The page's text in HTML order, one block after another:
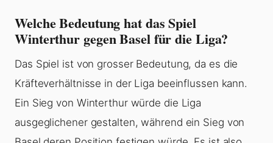
Welche Bedeutung hat das Spiel
Winterthur gegen Basel für die Liga?
Das Spiel ist von grosser Bedeutung, da es die
Kräfteverhältnisse in der Liga beeinflussen kann.
Ein Sieg von Winterthur würde die Liga
ausgeglichener gestalten, während ein Sieg von